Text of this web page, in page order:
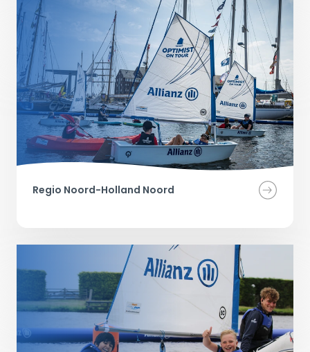
Regio Noord-Holland Noord